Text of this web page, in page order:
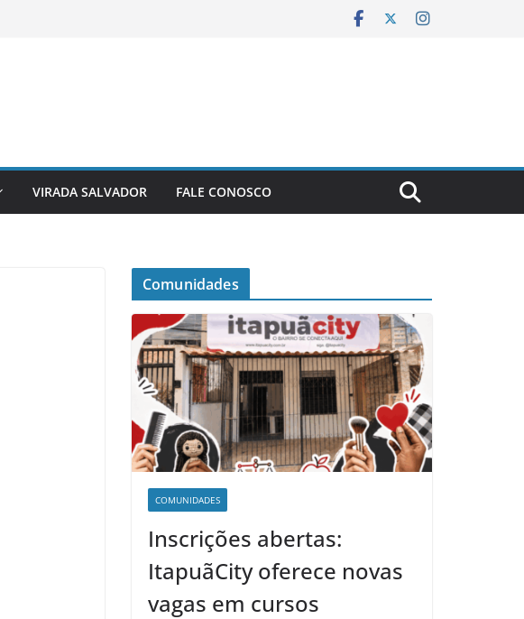
VIRADA SALVADOR FALE CONOSCO
Comunidades
COMUNIDADES
Inscrições abertas:
ItapuãCity oferece novas
vagas em cursos